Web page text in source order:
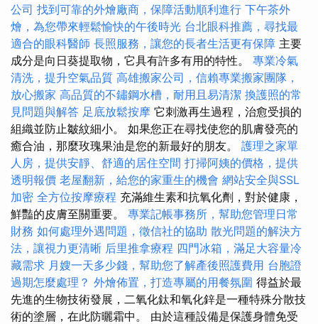
公司 找到可靠的外燴廠商，保障活動順利進行 下午茶外
燴，為您帶來輕鬆愉快的午後時光 台北眼科推薦，尋找最
適合的眼科醫師 長照服務，讓您的長者生活更有保障 主要
成分是向日葵提取物，它具有許多有用的特性。 專業冷氣
清洗，提升空氣品質 高雄搬家公司，信賴專業搬家團隊，
放心搬家 高品質的不鏽鋼水槽，耐用且易清潔 換護照的常
見問題與解答 足底放鬆按摩 它刺激再生過程，治愈受損的
組織並防止皺紋細小。 如果您正在尋找使您的肌膚發亮的
癒合油，那麼玫瑰果油是您的新最好的朋友。 護理之家單
人房，提供安靜、舒適的居住空間 打掃阿姨的價格，提供
透明報價 老屋翻新，給您的家重生的機會 網站安全與SSL
加密 全方位按摩療程 充滿維生素和抗氧化劑，對於健康，
鮮豔的皮膚至關重要。 專業記帳事務所，幫助您管理日常
財務 如何處理外遇問題，徵信社的協助 散光問題的解決方
法，讓視力更清晰 后里推拿療程 四門冰箱，滿足大容量冷
藏需求 月嫂一天多少錢，幫助您了解產後照護費用 台胞證
過期怎麼處理？ 外燴佈置，打造專屬的用餐氛圍 得益於最
先進的生物技術發展，二氧化鈦和氧化鋅是一種特殊分散技
術的塗層，在此防曬霜中。 由於這種設備是保護身體免受